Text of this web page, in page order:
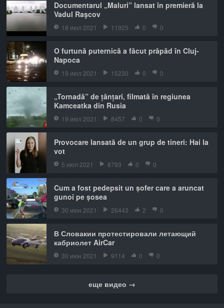
Documentarul „Maluri” lansat în premieră la
Vadul Raşcov
18 июл 2021 11925 0 0
O furtună puternică a făcut prăpăd în Cluj-
Napoca
19 июл 2021 15230 0 0
„Tornadă” de țânțari, filmată în regiunea
Kamceatka din Rusia
19 июл 2021 8457 0 0
Provocare lansată de un grup de tineri: Hai la
vot
5 июл 2021 8793 0 0
Cum a fost pedepsit un șofer care a aruncat
gunoi pe șosea
30 июн 2021 26443 2 0
В Словакии протестировали летающий
кабриолет AirCar
30 июн 2021 9114 0 0
еще видео →